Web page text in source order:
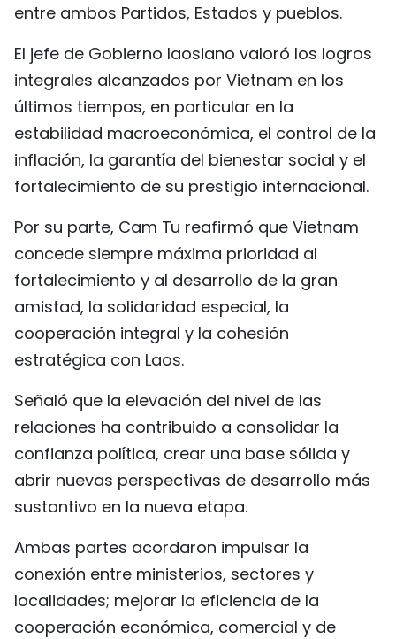
entre ambos Partidos, Estados y pueblos.
El jefe de Gobierno laosiano valoró los logros
integrales alcanzados por Vietnam en los
últimos tiempos, en particular en la
estabilidad macroeconómica, el control de la
inflación, la garantía del bienestar social y el
fortalecimiento de su prestigio internacional.
Por su parte, Cam Tu reafirmó que Vietnam
concede siempre máxima prioridad al
fortalecimiento y al desarrollo de la gran
amistad, la solidaridad especial, la
cooperación integral y la cohesión
estratégica con Laos.
Señaló que la elevación del nivel de las
relaciones ha contribuido a consolidar la
confianza política, crear una base sólida y
abrir nuevas perspectivas de desarrollo más
sustantivo en la nueva etapa.
Ambas partes acordaron impulsar la
conexión entre ministerios, sectores y
localidades; mejorar la eficiencia de la
cooperación económica, comercial y de